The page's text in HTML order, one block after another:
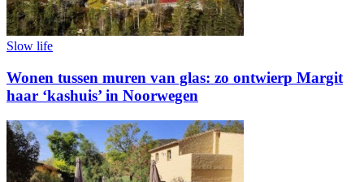
Slow life
Wonen tussen muren van glas: zo ontwierp Margit
haar ‘kashuis’ in Noorwegen